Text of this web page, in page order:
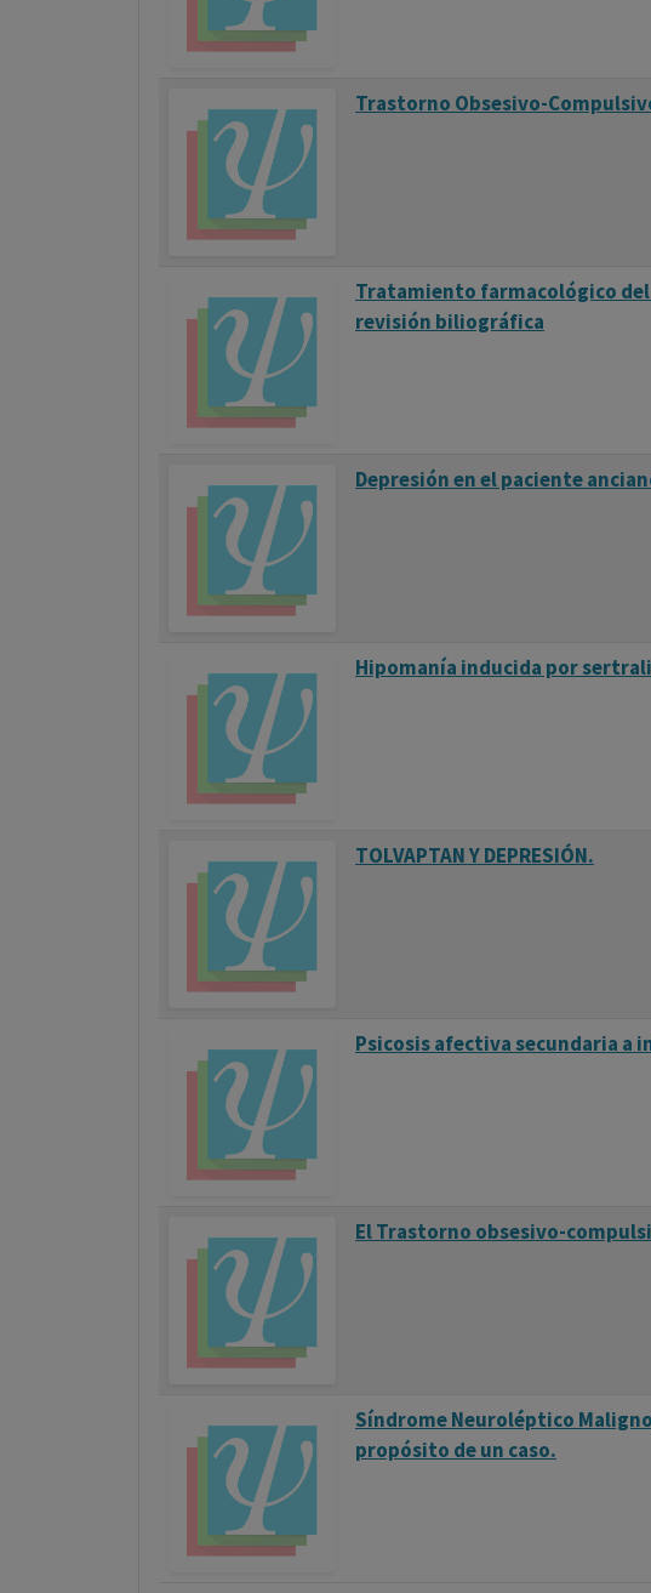
Trastorno Obsesivo-
Tratamiento farmacológico
revisión biliográfica
Depresión en el paciente
Hipomanía inducida por
TOLVAPTAN Y DEPRESIÓN.
Psicosis afectiva secundaria a
El Trastorno obsesivo-
Síndrome Neuroléptico
propósito de un caso.